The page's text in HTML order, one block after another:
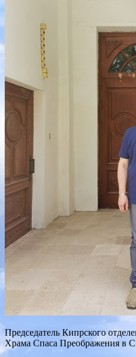
Председатель Кипрского
Храма Спаса Преображения в